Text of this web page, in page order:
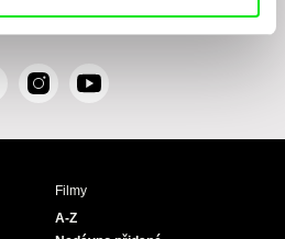
I
s
Y
u
Filmy
A-Z